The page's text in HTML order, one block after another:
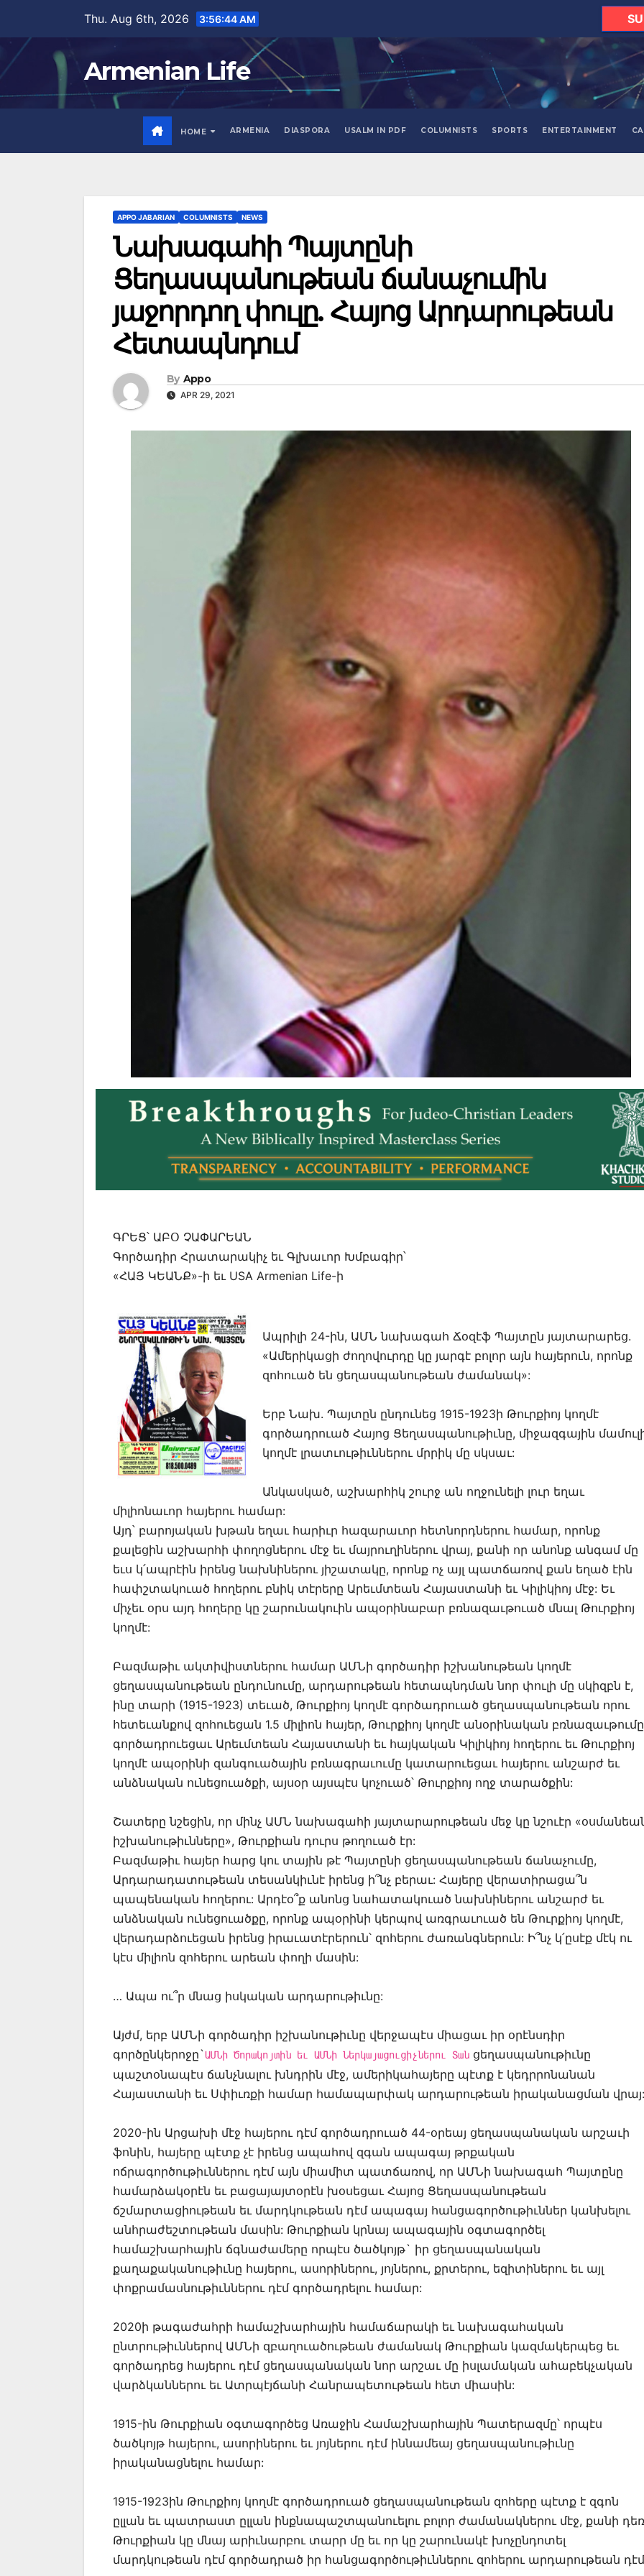
content
Thu. Aug 6th, 2026 3:56:45 AM
Armenian Life
HOME ARMENIA DIASPORA USALM IN PDF COLUMNISTS SPORTS ENTERTAINMENT
APPO JABARIAN COLUMNISTS NEWS
Նախագահի Պայտընի
Ցեղասպանութեան ճանաչումին
յաջորդող փուլը. Հայոց Արդարութեան
Հետապնդում
By Appo
APR 29, 2021
ԳՐԵՑ՝ ԱԲՕ ՉԱՓԱՐԵԱՆ
Գործադիր Հրատարակիչ եւ Գլխաւոր Խմբագիր՝
«ՀԱՅ ԿԵԱՆՔ»-ի եւ USA Armenian Life-ի
Ապրիլի 24-ին, ԱՄՆ նախագահ Ճօզէֆ Պայտըն յայտարարեց.
«Ամերիկացի ժողովուրդը կը յարգէ բոլոր այն հայերուն, որոնք
զոհուած են ցեղասպանութեան ժամանակ»:
Երբ Նախ. Պայտըն ընդունեց 1915-1923ի Թուրքիոյ կողմէ
գործադրուած Հայոց Ցեղասպանութիւնը, միջազգային
կողմէ լրատւութիւններու մրրիկ մը սկսաւ:
Անկասկած, աշխարհիկ շուրջ ան ողջունելի լուր եղաւ
միլիոնաւոր հայերու համար:
Այդ՝ բարոյական խթան եղաւ հարիւր հազարաւոր հետնորդներու համար, որոնք
քալեցին աշխարհի փողոցներու մէջ եւ մայրուղիներու վրայ, քանի որ անոնք անգամ մը
եւս կ՛ապրէին իրենց նախնիներու յիշատակը, որոնք ոչ այլ պատճառով քան եղած էին
հափշտակուած հողերու բնիկ տէրերը Արեւմտեան Հայաստանի եւ Կիլիկիոյ մէջ: Եւ
միչեւ օրս այդ հողերը կը շարունակուին ապօրինաբար բռնազաւթուած մնալ Թուրքիոյ
կողմէ:
Բազմաթիւ ակտիվիստներու համար ԱՄՆի գործադիր իշխանութեան կողմէ
ցեղասպանութեան ընդունումը, արդարութեան հետապնդման նոր փուլի մը սկիզբն է,
ինը տարի (1915-1923) տեւած, Թուրքիոյ կողմէ գործադրուած ցեղասպանութեան որու
հետեւանքով զոհուեցան 1.5 միլիոն հայեր, Թուրքիոյ կողմէ անօրինական բռնազաւթումը
գործադրուեցաւ Արեւմտեան Հայաստանի եւ հայկական Կիլիկիոյ հողերու եւ Թուրքիոյ
կողմէ ապօրինի զանգուածային բռնագրաւումը կատարուեցաւ հայերու անշարժ եւ
անձնական ունեցուածքի, այսօր այսպէս կոչուած՝ Թուրքիոյ ողջ տարածքին:
Շատերը նշեցին, որ մինչ ԱՄՆ նախագահի յայտարարութեան մեջ կը նշուէր
իշխանութիւնները», Թուրքիան դուրս թողուած էր:
Բազմաթիւ հայեր հարց կու տային թէ Պայտընի ցեղասպանութեան ճանաչումը,
Արդարադատութեան տեսանկիւնէ իրենց ի՞նչ բերաւ: Հայերը վերատիրացա՞ն
պապենական հողերու: Արդէօ՞ք անոնց նահատակուած նախնիներու անշարժ եւ
անձնական ունեցուածքը, որոնք ապօրինի կերպով առգրաւուած են Թուրքիոյ կողմէ,
վերադարձուեցան իրենց իրաւատէրերուն՝ զոհերու ժառանգներուն: Ի՞նչ կ՛ըսէք մէկ ու
կէս միլիոն զոհերու արեան փողի մասին:
… Ապա ու՞ր մնաց իսկական արդարութիւնը:
Այժմ, երբ ԱՄՆի գործադիր իշխանութիւնը վերջապէս միացաւ իր օրէնսդիր
գործընկերոջը`ԱՄՆի Ծորակոյտին եւ ԱՄՆի Ներկայացուցիչներու Տան ցեղասպանութիւնը
պաշտօնապէս ճանչնալու խնդրին մէջ, ամերիկահայերը պէտք է կեդրրոնանան
Հայաստանի եւ Սփիւռքի համար համապարփակ արդարութեան իրականացման վրայ:
2020-ին Արցախի մէջ հայերու դէմ գործադրուած 44-օրեայ ցեղասպանական արշաւի
ֆոնին, հայերը պէտք չէ իրենց ապահով զգան ապագայ թրքական
ոճրագործութիւններու դէմ այն միամիտ պատճառով, որ ԱՄՆի նախագահ Պայտընը
համարձակօրէն եւ բացայայտօրէն խօսեցաւ Հայոց Ցեղասպանութեան
ճշմարտացիութեան եւ մարդկութեան դէմ ապագայ հանցագործութիւններ կանխելու
անհրաժեշտութեան մասին: Թուրքիան կրնայ ապագային օգտագործել
համաշխարհային ճգնաժամերը որպէս ծածկոյթ` իր ցեղասպանական
քաղաքականութիւնը հայերու, ասորիներու, յոյներու, քրտերու, եզիտիներու եւ այլ
փոքրամասնութիւններու դէմ գործադրելու համար:
2020ի թագաժահրի համաշխարհային համաճարակի եւ նախագահական
ընտրութիւններով ԱՄՆի զբաղուածութեան ժամանակ Թուրքիան կազմակերպեց եւ
գործադրեց հայերու դէմ ցեղասպանական նոր արշաւ մը իսլամական ահաբեկչական
վարձկաններու եւ Ատրպէյճանի Հանրապետութեան հետ միասին:
1915-ին Թուրքիան օգտագործեց Առաջին Համաշխարհային Պատերազմը՝ որպէս
ծածկոյթ հայերու, ասորիներու եւ յոյներու դէմ իննամեայ ցեղասպանութիւնը
իրականացնելու համար:
1915-1923ին Թուրքիոյ կողմէ գործադրուած ցեղասպանութեան զոհերը պէտք է զգոն
ըլլան եւ պատրաստ ըլլան ինքնապաշտպանուելու բոլոր ժամանակներու մէջ, քանի դեռ
Թուրքիան կը մնայ արիւնարբու տարր մը եւ որ կը շարունակէ խոչընդոտել
մարդկութեան դէմ գործադրած իր հանցագործութիւններու զոհերու արդարութեան